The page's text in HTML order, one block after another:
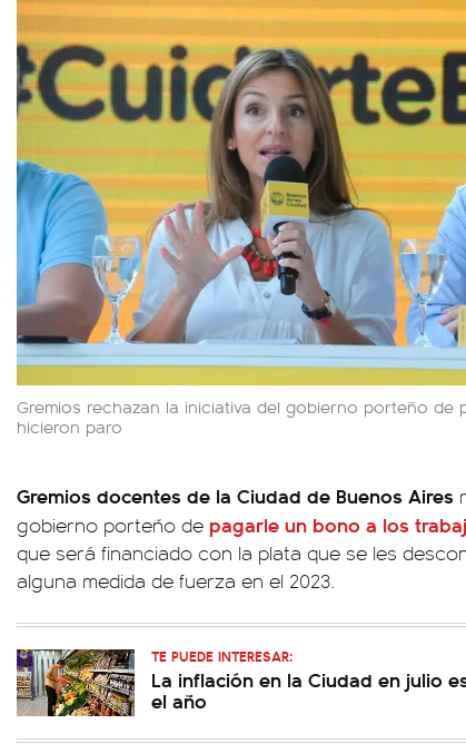
Gremios rechazan la iniciativa del gobierno porteño
hicieron paro
Gremios docentes de la Ciudad de Buenos Aires
gobierno porteño de pagarle un bono a los
que será financiado con la plata que se les
alguna medida de fuerza en el 2023.
TE PUEDE INTERESAR:
La inflación en la Ciudad en julio
el año